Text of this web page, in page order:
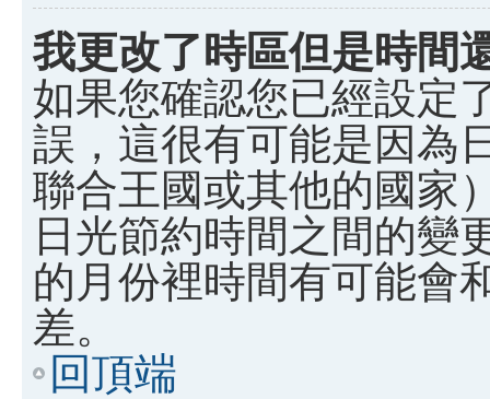
我更改了時區但是時間
如果您確認您已經設定
誤，這很有可能是因為
聯合王國或其他的國家
日光節約時間之間的變
的月份裡時間有可能會
差。
回頂端